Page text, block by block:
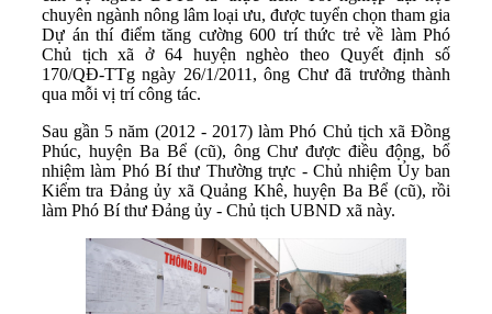
chuyên ngành nông lâm loại ưu, được tuyển chọn tham gia
Dự án thí điểm tăng cường 600 trí thức trẻ về làm Phó
Chủ tịch xã ở 64 huyện nghèo theo Quyết định số
170/QĐ-TTg ngày 26/1/2011, ông Chư đã trưởng thành
qua mỗi vị trí công tác.
Sau gần 5 năm (2012 - 2017) làm Phó Chủ tịch xã Đồng
Phúc, huyện Ba Bể (cũ), ông Chư được điều động, bổ
nhiệm làm Phó Bí thư Thường trực - Chủ nhiệm Ủy ban
Kiểm tra Đảng ủy xã Quảng Khê, huyện Ba Bể (cũ), rồi
làm Phó Bí thư Đảng ủy - Chủ tịch UBND xã này.